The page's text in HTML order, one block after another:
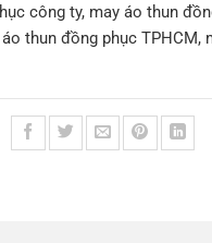
công ty, may áo thun
thun đồng phục